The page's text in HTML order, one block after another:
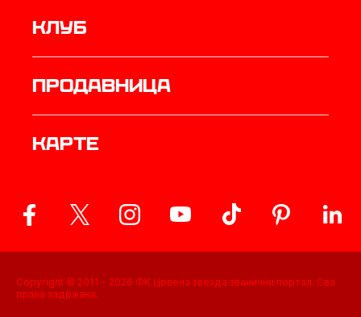
Клуб
продавница
Карте
Copyright © 2011 - 2026 ФК Црвена звезда званични портал. Сва
права задржана.